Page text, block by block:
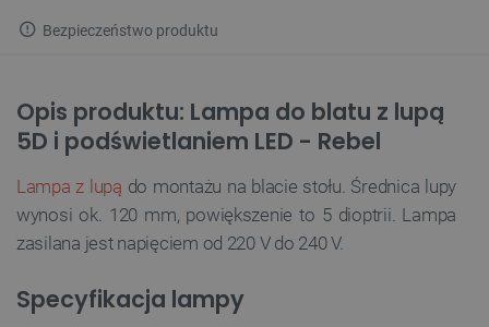
Bezpieczeństwo produktu
Opis produktu: Lampa do blatu z lupą
5D i podświetlaniem LED - Rebel
Lampa z lupą do montażu na blacie stołu. Średnica lupy
wynosi ok. 120 mm, powiększenie to 5 dioptrii. Lampa
zasilana jest napięciem od 220 V do 240 V.
Specyfikacja lampy